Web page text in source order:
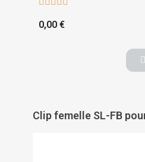
0,00 €